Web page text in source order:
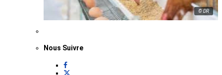
© DR
Nous Suivre